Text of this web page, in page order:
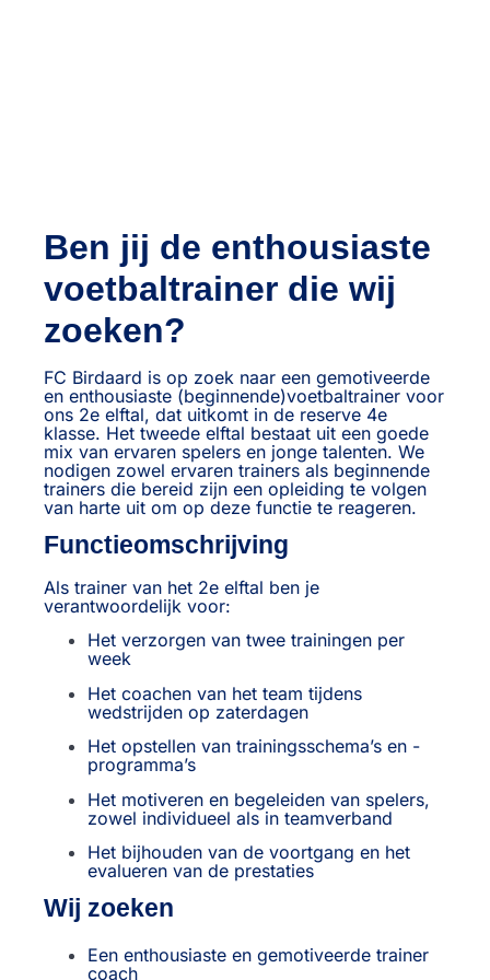
Ben jij de enthousiaste
voetbaltrainer die wij
zoeken?
FC Birdaard is op zoek naar een gemotiveerde
en enthousiaste (beginnende)voetbaltrainer voor
ons 2e elftal, dat uitkomt in de reserve 4e
klasse. Het tweede elftal bestaat uit een goede
mix van ervaren spelers en jonge talenten. We
nodigen zowel ervaren trainers als beginnende
trainers die bereid zijn een opleiding te volgen
van harte uit om op deze functie te reageren.
Functieomschrijving
Als trainer van het 2e elftal ben je
verantwoordelijk voor:
Het verzorgen van twee trainingen per
week
Het coachen van het team tijdens
wedstrijden op zaterdagen
Het opstellen van trainingsschema’s en -
programma’s
Het motiveren en begeleiden van spelers,
zowel individueel als in teamverband
Het bijhouden van de voortgang en het
evalueren van de prestaties
Wij zoeken
Een enthousiaste en gemotiveerde trainer
coach